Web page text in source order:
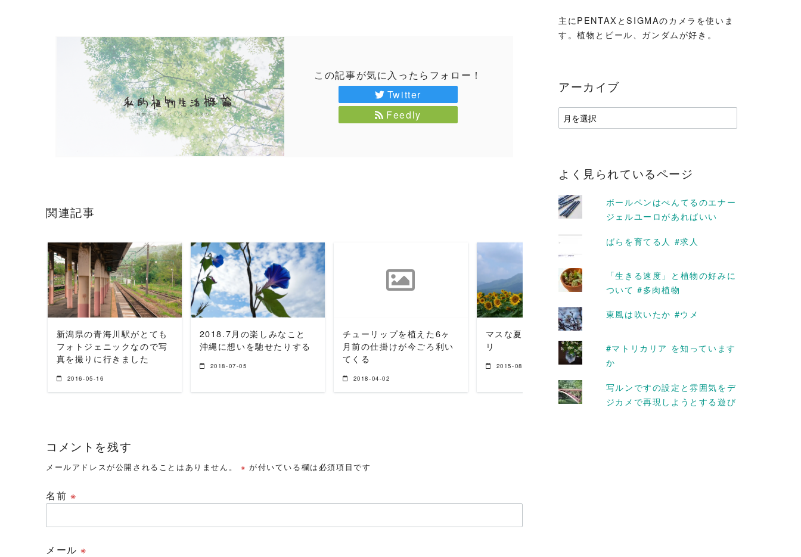
この記事が気に入ったらフォロー！
Twitter
Feedly
関連記事
READ MORE
新潟県の青海川駅がとても
フォトジェニックなので写
真を撮りに行きました
2016-05-16
READ MORE
2018.7月の楽しみなこと
沖縄に想いを馳せたりする
2018-07-05
READ MORE
チューリップを植えた6ヶ
月前の仕掛けが今ごろ利い
てくる
2018-04-02
READ MORE
マスな夏の様式美 #ヒマワ
リ
2015-08-12
READ MORE
ランジア
コメントを残す
メールアドレスが公開されることはありません。 ※ が付いている欄は必須項目です
名前 ※
メール※
主にPENTAXとSIGMAのカメラを使いま
す。植物とビール、ガンダムが好き。
アーカイブ
ア
ー
ブ
よく見られているページ
ボールペンはぺんてるのエナー
ジェルユーロがあればいい
ばらを育てる人 #求人
「生きる速度」と植物の好みに
ついて #多肉植物
東風は吹いたか #ウメ
#マトリカリア を知っています
か
写ルンですの設定と雰囲気をデ
ジカメで再現しようとする遊び